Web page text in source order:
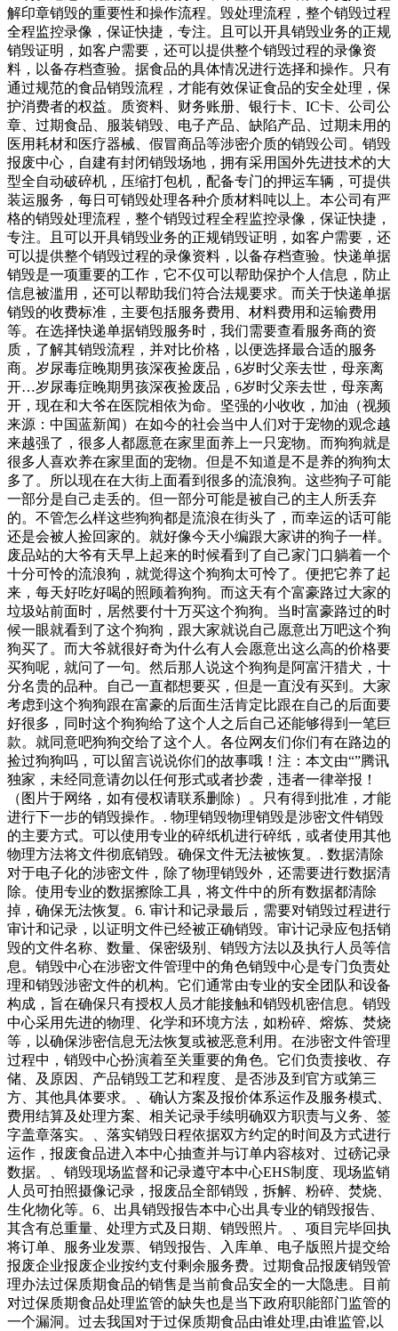
解印章销毁的重要性和操作流程。毁处理流程，整个销毁过程
全程监控录像，保证快捷，专注。且可以开具销毁业务的正规
销毁证明，如客户需要，还可以提供整个销毁过程的录像资
料，以备存档查验。据食品的具体情况进行选择和操作。只有
通过规范的食品销毁流程，才能有效保证食品的安全处理，保
护消费者的权益。质资料、财务账册、银行卡、IC卡、公司公
章、过期食品、服装销毁、电子产品、缺陷产品、过期未用的
医用耗材和医疗器械、假冒商品等涉密介质的销毁公司。销毁
报废中心，自建有封闭销毁场地，拥有采用国外先进技术的大
型全自动破碎机，压缩打包机，配备专门的押运车辆，可提供
装运服务，每日可销毁处理各种介质材料吨以上。本公司有严
格的销毁处理流程，整个销毁过程全程监控录像，保证快捷，
专注。且可以开具销毁业务的正规销毁证明，如客户需要，还
可以提供整个销毁过程的录像资料，以备存档查验。快递单据
销毁是一项重要的工作，它不仅可以帮助保护个人信息，防止
信息被滥用，还可以帮助我们符合法规要求。而关于快递单据
销毁的收费标准，主要包括服务费用、材料费用和运输费用
等。在选择快递单据销毁服务时，我们需要查看服务商的资
质，了解其销毁流程，并对比价格，以便选择最合适的服务
商。岁尿毒症晚期男孩深夜捡废品，6岁时父亲去世，母亲离
开…岁尿毒症晚期男孩深夜捡废品，6岁时父亲去世，母亲离
开，现在和大爷在医院相依为命。坚强的小收收，加油（视频
来源：中国蓝新闻）在如今的社会当中人们对于宠物的观念越
来越强了，很多人都愿意在家里面养上一只宠物。而狗狗就是
很多人喜欢养在家里面的宠物。但是不知道是不是养的狗狗太
多了。所以现在在大街上面看到很多的流浪狗。这些狗子可能
一部分是自己走丢的。但一部分可能是被自己的主人所丢弃
的。不管怎么样这些狗狗都是流浪在街头了，而幸运的话可能
还是会被人捡回家的。就好像今天小编跟大家讲的狗子一样。
废品站的大爷有天早上起来的时候看到了自己家门口躺着一个
十分可怜的流浪狗，就觉得这个狗狗太可怜了。便把它养了起
来，每天好吃好喝的照顾着狗狗。而这天有个富豪路过大家的
垃圾站前面时，居然要付十万买这个狗狗。当时富豪路过的时
候一眼就看到了这个狗狗，跟大家就说自己愿意出万吧这个狗
狗买了。而大爷就很好奇为什么有人会愿意出这么高的价格要
买狗呢，就问了一句。然后那人说这个狗狗是阿富汗猎犬，十
分名贵的品种。自己一直都想要买，但是一直没有买到。大家
考虑到这个狗狗跟在富豪的后面生活肯定比跟在自己的后面要
好很多，同时这个狗狗给了这个人之后自己还能够得到一笔巨
款。就同意吧狗狗交给了这个人。各位网友们你们有在路边的
捡过狗狗吗，可以留言说说你们的故事哦！注：本文由“”腾讯
独家，未经同意请勿以任何形式或者抄袭，违者一律举报！
（图片于网络，如有侵权请联系删除）。只有得到批准，才能
进行下一步的销毁操作。. 物理销毁物理销毁是涉密文件销毁
的主要方式。可以使用专业的碎纸机进行碎纸，或者使用其他
物理方法将文件彻底销毁。确保文件无法被恢复。. 数据清除
对于电子化的涉密文件，除了物理销毁外，还需要进行数据清
除。使用专业的数据擦除工具，将文件中的所有数据都清除
掉，确保无法恢复。6. 审计和记录最后，需要对销毁过程进行
审计和记录，以证明文件已经被正确销毁。审计记录应包括销
毁的文件名称、数量、保密级别、销毁方法以及执行人员等信
息。销毁中心在涉密文件管理中的角色销毁中心是专门负责处
理和销毁涉密文件的机构。它们通常由专业的安全团队和设备
构成，旨在确保只有授权人员才能接触和销毁机密信息。销毁
中心采用先进的物理、化学和环境方法，如粉碎、熔炼、焚烧
等，以确保涉密信息无法恢复或被恶意利用。在涉密文件管理
过程中，销毁中心扮演着至关重要的角色。它们负责接收、存
储、及原因、产品销毁工艺和程度、是否涉及到官方或第三
方、其他具体要求。、确认方案及报价体系运作及服务模式、
费用结算及处理方案、相关记录手续明确双方职责与义务、签
字盖章落实。、落实销毁日程依据双方约定的时间及方式进行
运作，报废食品进入本中心抽查并与订单内容核对、过磅记录
数据。、销毁现场监督和记录遵守本中心EHS制度、现场监销
人员可拍照摄像记录，报废品全部销毁，拆解、粉碎、焚烧、
生化物化等。6、出具销毁报告本中心出具专业的销毁报告、
其含有总重量、处理方式及日期、销毁照片。、项目完毕回执
将订单、服务业发票、销毁报告、入库单、电子版照片提交给
报废企业报废企业按约支付剩余服务费。过期食品报废销毁管
理办法过保质期食品的销售是当前食品安全的一大隐患。目前
对过保质期食品处理监管的缺失也是当下政府职能部门监管的
一个漏洞。过去我国对于过保质期食品由谁处理,由谁监管,以